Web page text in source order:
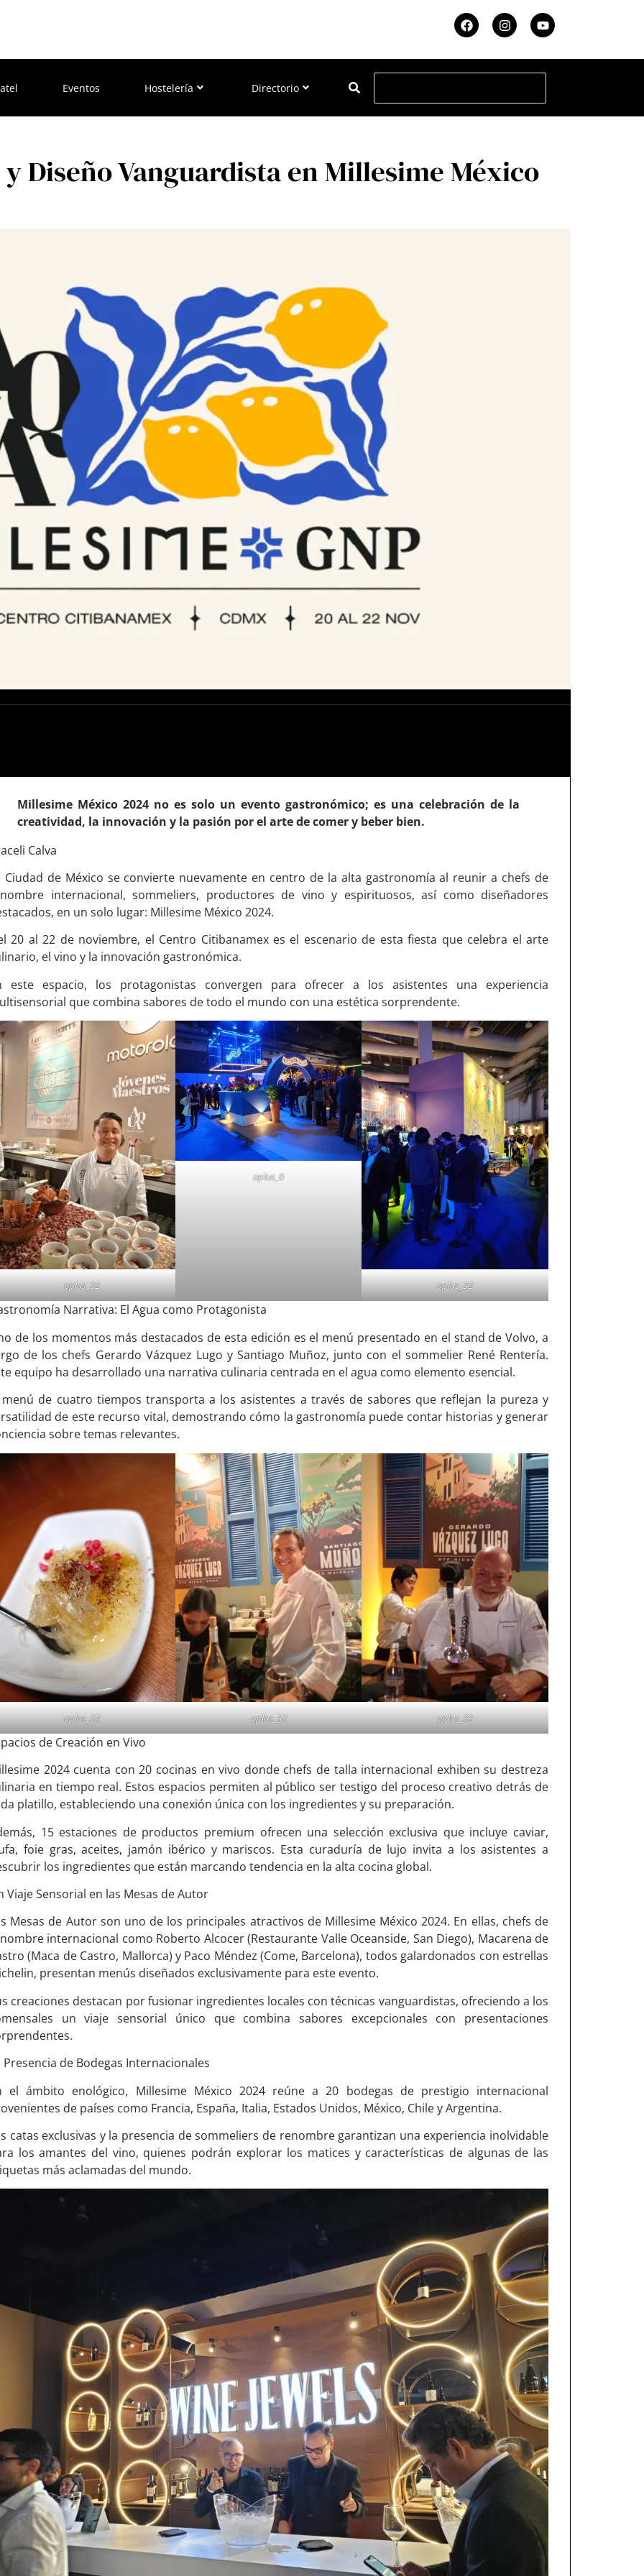
Eventos Hostelería Directorio
Diseño Vanguardista en Millesime México
Millesime México 2024 no es solo un evento gastronómico; es una celebración de la
creatividad, la innovación y la pasión por el arte de comer y beber bien.
Calva
Ciudad de México se convierte nuevamente en centro de la alta gastronomía al reunir a chefs de
internacional, sommeliers, productores de vino y espirituosos, así como diseñadores
en un solo lugar: Millesime México 2024.
20 al 22 de noviembre, el Centro Citibanamex es el escenario de esta fiesta que celebra el arte
el vino y la innovación gastronómica.
este espacio, los protagonistas convergen para ofrecer a los asistentes una experiencia
que combina sabores de todo el mundo con una estética sorprendente.
oplus_32
oplus_0
oplus_32
Narrativa: El Agua como Protagonista
de los momentos más destacados de esta edición es el menú presentado en el stand de Volvo, a
de los chefs Gerardo Vázquez Lugo y Santiago Muñoz, junto con el sommelier René Rentería.
equipo ha desarrollado una narrativa culinaria centrada en el agua como elemento esencial.
menú de cuatro tiempos transporta a los asistentes a través de sabores que reflejan la pureza y
de este recurso vital, demostrando cómo la gastronomía puede contar historias y generar
sobre temas relevantes.
oplus_32 oplus_32 oplus_32
de Creación en Vivo
2024 cuenta con 20 cocinas en vivo donde chefs de talla internacional exhiben su destreza
en tiempo real. Estos espacios permiten al público ser testigo del proceso creativo detrás de
platillo, estableciendo una conexión única con los ingredientes y su preparación.
15 estaciones de productos premium ofrecen una selección exclusiva que incluye caviar,
foie gras, aceites, jamón ibérico y mariscos. Esta curaduría de lujo invita a los asistentes a
los ingredientes que están marcando tendencia en la alta cocina global.
Viaje Sensorial en las Mesas de Autor
Mesas de Autor son uno de los principales atractivos de Millesime México 2024. En ellas, chefs de
internacional como Roberto Alcocer (Restaurante Valle Oceanside, San Diego), Macarena de
(Maca de Castro, Mallorca) y Paco Méndez (Come, Barcelona), todos galardonados con estrellas
presentan menús diseñados exclusivamente para este evento.
creaciones destacan por fusionar ingredientes locales con técnicas vanguardistas, ofreciendo a los
un viaje sensorial único que combina sabores excepcionales con presentaciones
Presencia de Bodegas Internacionales
el ámbito enológico, Millesime México 2024 reúne a 20 bodegas de prestigio internacional
de países como Francia, España, Italia, Estados Unidos, México, Chile y Argentina.
catas exclusivas y la presencia de sommeliers de renombre garantizan una experiencia inolvidable
los amantes del vino, quienes podrán explorar los matices y características de algunas de las
más aclamadas del mundo.